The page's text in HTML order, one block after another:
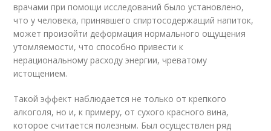
врачами при помощи исследований было установлено,
что у человека, принявшего спиртосодержащий напиток,
может произойти деформация нормального ощущения
утомляемости, что способно привести к
нерациональному расходу энергии, чреватому
истощением.
Такой эффект наблюдается не только от крепкого
алкоголя, но и, к примеру, от сухого красного вина,
которое считается полезным. Был осуществлен ряд